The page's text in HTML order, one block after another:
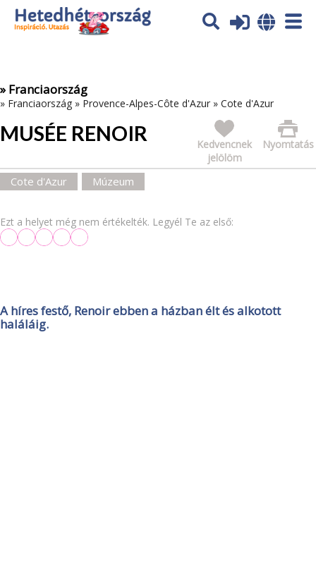
Az oldal sütiket (cookies) használ. További tájékoztatás itt:
Adatvédelmi tájékoztató
» Franciaország
» Franciaország » Provence-Alpes-Côte d'Azur » Cote d'Azur
MUSÉE RENOIR Nyomtatás
Kedvencnek
jelölöm
Cote d'Azur Múzeum
Ezt a helyet még nem értékelték. Legyél Te az első:
A híres festő, Renoir ebben a házban élt és alkotott
haláláig.